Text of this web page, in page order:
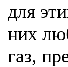
для
них
газ,